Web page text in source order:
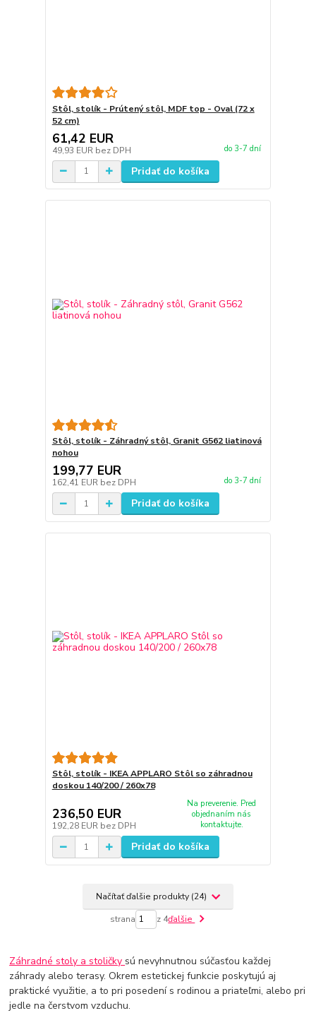
Stôl, stolík - Prútený stôl, MDF top - Oval (72 x
52 cm)
61,42 EUR
49,93 EUR bez DPH do 3-7 dní
Pridať do košíka
Stôl, stolík - Záhradný stôl, Granit G562 liatinová
nohou
199,77 EUR
162,41 EUR bez DPH do 3-7 dní
Pridať do košíka
Stôl, stolík - IKEA APPLARO Stôl so záhradnou
doskou 140/200 / 260x78
236,50 EUR
192,28 EUR bez DPH
Na preverenie. Pred
objednaním nás
kontaktujte.
Pridať do košíka
Načítať ďalšie produkty (24)
strana z 4ďalšie
Záhradné stoly a stoličky sú nevyhnutnou súčasťou každej
záhrady alebo terasy. Okrem estetickej funkcie poskytujú aj
praktické využitie, a to pri posedení s rodinou a priateľmi, alebo pri
jedle na čerstvom vzduchu.